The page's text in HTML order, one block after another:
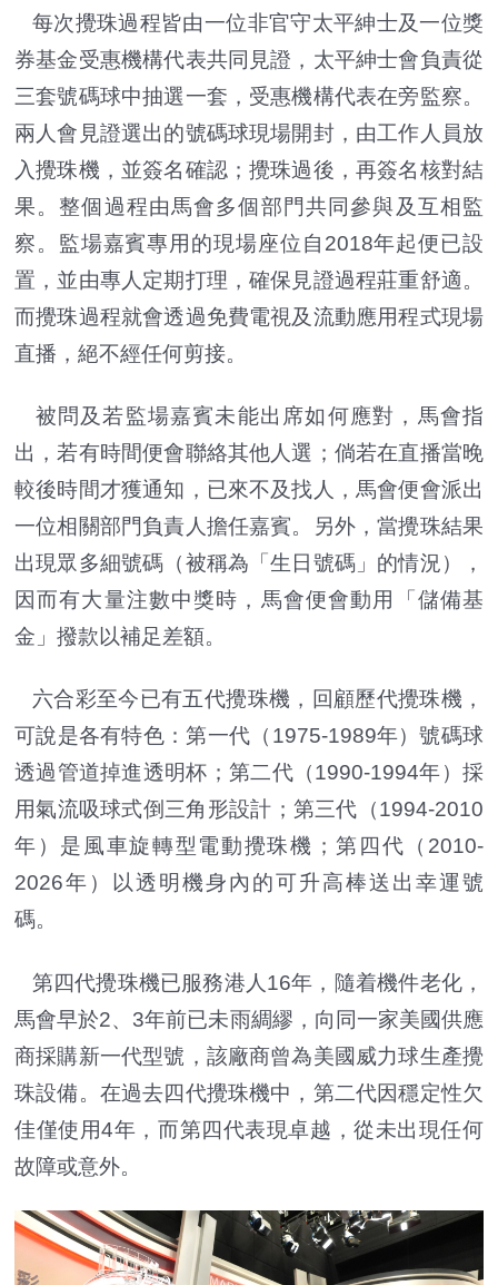
每次攪珠過程皆由一位非官守太平紳士及一位獎
券基金受惠機構代表共同見證，太平紳士會負責從
三套號碼球中抽選一套，受惠機構代表在旁監察。
兩人會見證選出的號碼球現場開封，由工作人員放
入攪珠機，並簽名確認；攪珠過後，再簽名核對結
果。整個過程由馬會多個部門共同參與及互相監
察。監場嘉賓專用的現場座位自2018年起便已設
置，並由專人定期打理，確保見證過程莊重舒適。
而攪珠過程就會透過免費電視及流動應用程式現場
直播，絕不經任何剪接。
被問及若監場嘉賓未能出席如何應對，馬會指
出，若有時間便會聯絡其他人選；倘若在直播當晚
較後時間才獲通知，已來不及找人，馬會便會派出
一位相關部門負責人擔任嘉賓。另外，當攪珠結果
出現眾多細號碼（被稱為「生日號碼」的情況），
因而有大量注數中獎時，馬會便會動用「儲備基
金」撥款以補足差額。
六合彩至今已有五代攪珠機，回顧歷代攪珠機，
可說是各有特色：第一代（1975-1989年）號碼球
透過管道掉進透明杯；第二代（1990-1994年）採
用氣流吸球式倒三角形設計；第三代（1994-2010
年）是風車旋轉型電動攪珠機；第四代（2010-
2026年）以透明機身內的可升高棒送出幸運號
碼。
第四代攪珠機已服務港人16年，隨着機件老化，
馬會早於2、3年前已未雨綢繆，向同一家美國供應
商採購新一代型號，該廠商曾為美國威力球生產攪
珠設備。在過去四代攪珠機中，第二代因穩定性欠
佳僅使用4年，而第四代表現卓越，從未出現任何
故障或意外。